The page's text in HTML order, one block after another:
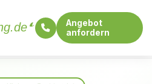
Angebot
anfordern